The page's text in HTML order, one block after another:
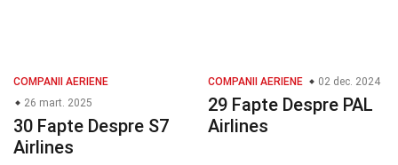
COMPANII AERIENE
26 mart. 2025
30 Fapte Despre S7
Airlines
COMPANII AERIENE 02 dec. 2024
29 Fapte Despre PAL
Airlines